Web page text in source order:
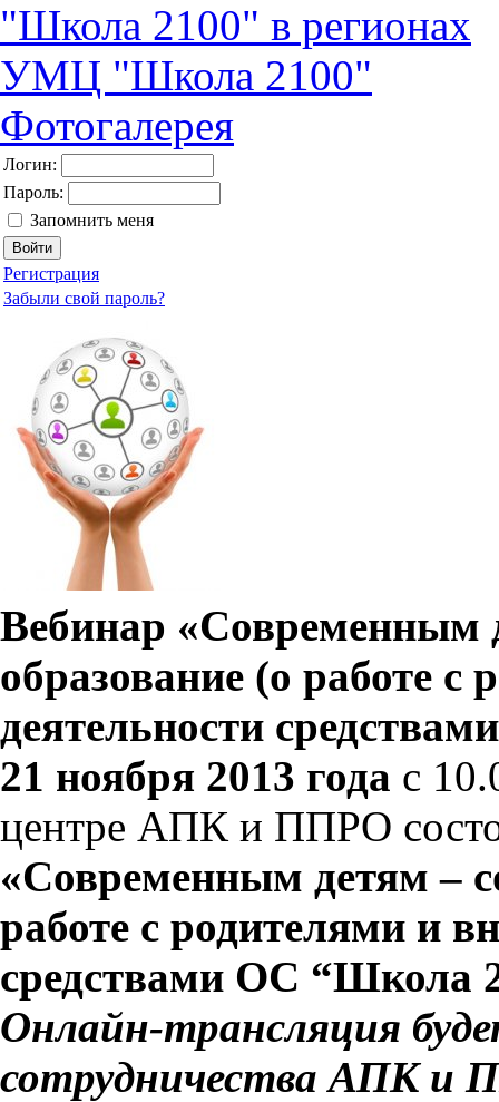
"Школа 2100" в регионах
УМЦ "Школа 2100"
Фотогалерея
Логин:
Пароль:
Запомнить меня
Регистрация
Забыли свой пароль?
Вебинар «Современным
образование (о работе с
деятельности
21 ноября 2013 года с
центре АПК и ППРО
«Современным детям –
работе с родителями и
средствами ОС “Школа
Онлайн-трансляция
сотрудничества АПК и